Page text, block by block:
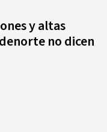
y altas
no dicen